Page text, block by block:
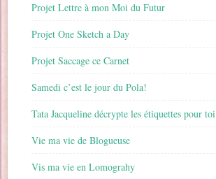
Projet Lettre à mon Moi du Futur
Projet One Sketch a Day
Projet Saccage ce Carnet
Samedi c’est le jour du Pola!
Tata Jacqueline décrypte les étiquettes pour toi
Vie ma vie de Blogueuse
Vis ma vie en Lomograhy